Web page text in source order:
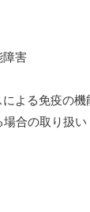
害
よる免疫の機
合の取り扱い